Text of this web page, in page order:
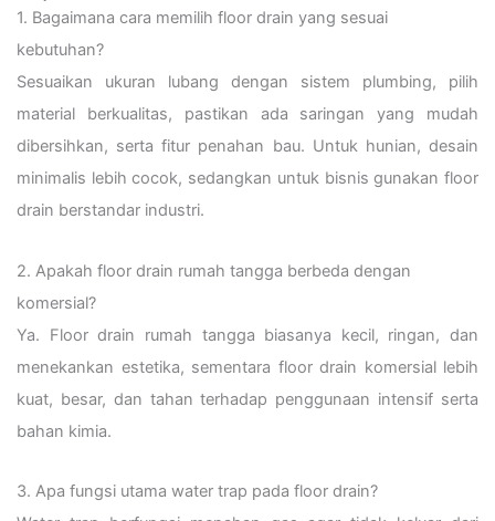
1. Bagaimana cara memilih floor drain yang sesuai
kebutuhan?
Sesuaikan ukuran lubang dengan sistem plumbing, pilih
material berkualitas, pastikan ada saringan yang mudah
dibersihkan, serta fitur penahan bau. Untuk hunian, desain
minimalis lebih cocok, sedangkan untuk bisnis gunakan floor
drain berstandar industri.
2. Apakah floor drain rumah tangga berbeda dengan
komersial?
Ya. Floor drain rumah tangga biasanya kecil, ringan, dan
menekankan estetika, sementara floor drain komersial lebih
kuat, besar, dan tahan terhadap penggunaan intensif serta
bahan kimia.
3. Apa fungsi utama water trap pada floor drain?